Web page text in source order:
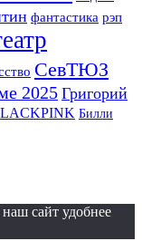
фантастика рэп
СевТЮЗ
2025Григорий
Билли
сайт удобнее